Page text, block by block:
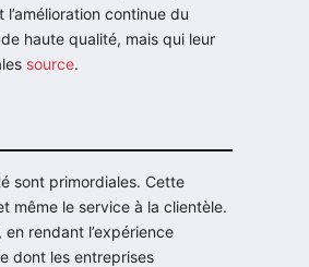
continue du
haute qualité, mais qui leur
source.
sont primordiales. Cette
même le service à la clientèle.
rendant l’expérience
dont les entreprises